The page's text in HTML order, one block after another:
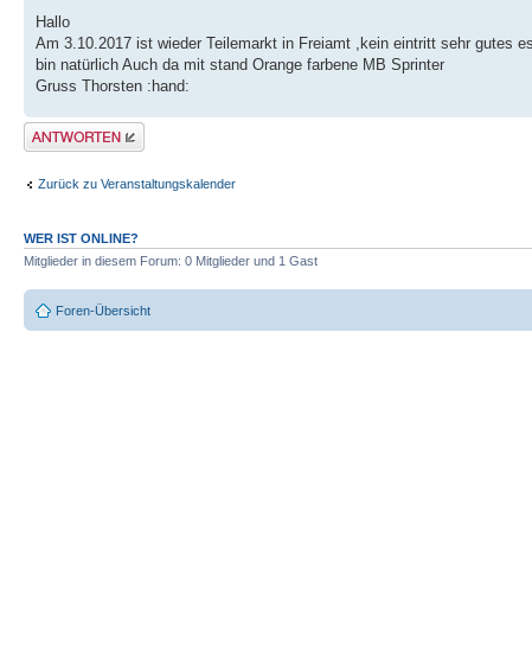
Hallo
Am 3.10.2017 ist wieder Teilemarkt in Freiamt ,kein eintritt sehr gutes
bin natürlich Auch da mit stand Orange farbene MB Sprinter
Gruss Thorsten :hand:
Antwort erstellen
Zurück zu Veranstaltungskalender
WER IST ONLINE?
Mitglieder in diesem Forum: 0 Mitglieder und 1 Gast
Foren-Übersicht